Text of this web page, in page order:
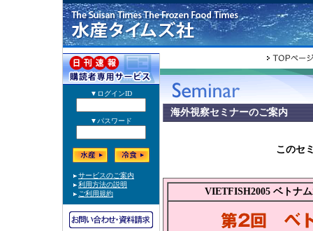
海外視察セミナーのご案内
このセ
VIETFISH2005 ベトナ